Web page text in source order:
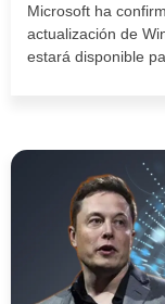
Microsoft ha
actualización de
estará disponible